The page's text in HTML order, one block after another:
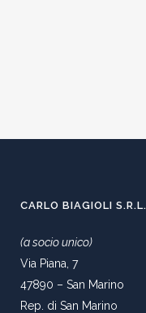
CARLO BIAGIOLI S.R.L.
(a socio unico)
Via Piana, 7
47890 – San Marino
Rep. di San Marino